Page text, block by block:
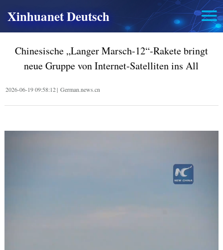
Xinhuanet Deutsch
Chinesische „Langer Marsch-12“-Rakete bringt
neue Gruppe von Internet-Satelliten ins All
2026-06-19 09:58:12| German.news.cn